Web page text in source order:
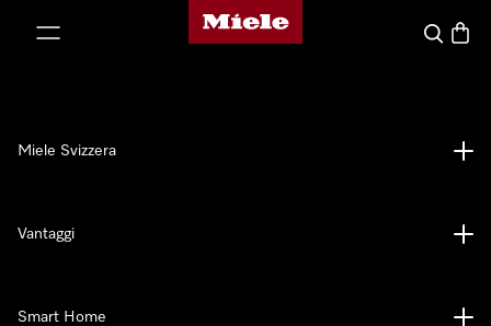
Homepage di Miele
Cerca
Miele Svizzera
Vantaggi
Smart Home